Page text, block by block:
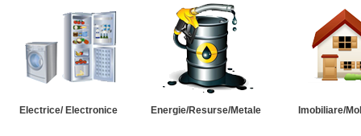
Electrice/ Electronice Energie/Resurse/Metale Imobiliare/